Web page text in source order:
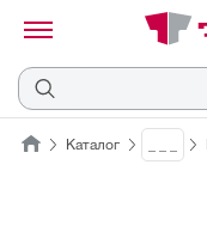
Отмена
Каталог